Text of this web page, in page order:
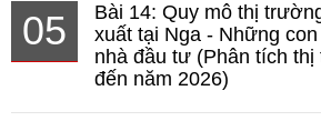
05
Bài 14: Quy mô thị
xuất tại Nga - Những
nhà đầu tư (Phân tích
đến năm 2026)